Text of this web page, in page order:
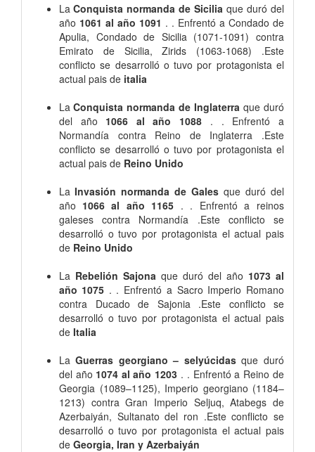
La Conquista normanda de Sicilia que duró del
año 1061 al año 1091 . . Enfrentó a Condado de
Apulia, Condado de Sicilia (1071-1091) contra
Emirato de Sicilia, Zirids (1063-1068) .Este
conflicto se desarrolló o tuvo por protagonista el
actual pais de italia
La Conquista normanda de Inglaterra que duró
del año 1066 al año 1088 . . Enfrentó a
Normandía contra Reino de Inglaterra .Este
conflicto se desarrolló o tuvo por protagonista el
actual pais de Reino Unido
La Invasión normanda de Gales que duró del
año 1066 al año 1165 . . Enfrentó a reinos
galeses contra Normandía .Este conflicto se
desarrolló o tuvo por protagonista el actual pais
de Reino Unido
La Rebelión Sajona que duró del año 1073 al
año 1075 . . Enfrentó a Sacro Imperio Romano
contra Ducado de Sajonia .Este conflicto se
desarrolló o tuvo por protagonista el actual pais
de Italia
La Guerras georgiano – selyúcidas que duró
del año 1074 al año 1203 . . Enfrentó a Reino de
Georgia (1089–1125), Imperio georgiano (1184–
1213) contra Gran Imperio Seljuq, Atabegs de
Azerbaiyán, Sultanato del ron .Este conflicto se
desarrolló o tuvo por protagonista el actual pais
de Georgia, Iran y Azerbaiyán